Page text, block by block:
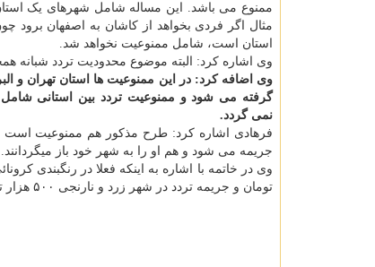
ممنوع می باشد. این مساله شامل شهرهای یک
مثال اگر فردی بخواهد از کاشان به اصفهان برود
استان است، شامل ممنوعیت نخواهد شد.
وی اشاره کرد: البته موضوع محدودیت تردد شبانه
وی اضافه کرد: در این ممنوعیت ها استان تهران و
گرفته می شود و ممنوعیت تردد بین استانی شامل
نمی گردد.
فرهادی اشاره کرد: طرح مذکور هم ممنوعیت
جریمه می شود و هم او را به شهر خود باز میگردانند.
وی در خاتمه با اشاره به اینکه فعلا در رنگبندی
تومان و جریمه تردد در شهر زرد و نارنجی ۵۰۰ هزار تومان است.